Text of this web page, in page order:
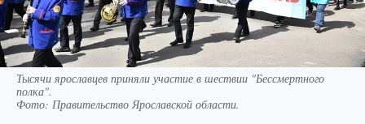
Тысячи ярославцев приняли участие в шествии "Бессмертного
полка".
Фото: Правительство Ярославской области.